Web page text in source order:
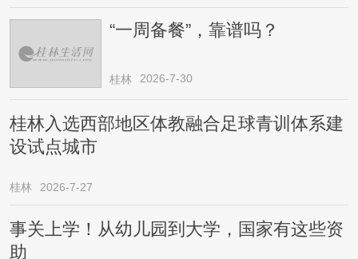
“一周备餐”，靠谱吗？
桂林 2026-7-30
桂林入选西部地区体教融合足球青训体系建
设试点城市
桂林 2026-7-27
事关上学！从幼儿园到大学，国家有这些资
助